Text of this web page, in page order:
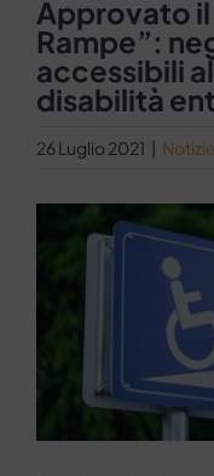
Approvato
Rampe”:
accessibili
disabilità
26 Luglio 2021 | Notizie
Ingrandisci
immagine